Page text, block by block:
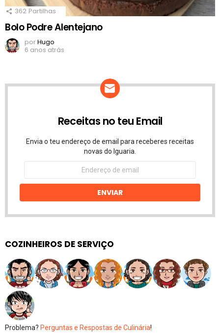
362 Partilhas
Bolo Podre Alentejano
porHugo
6 anos atrás
Receitas no teu Email
Envia o teu endereço de email para receberes receitas
novas do Iguaria.
Endereço
email
ENVIAR
COZINHEIROS DE SERVIÇO
Problema? Perguntas e Respostas de Culinária!